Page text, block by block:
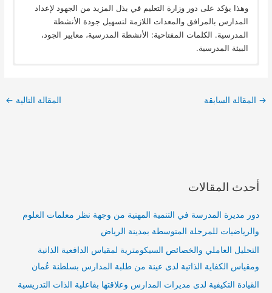
وهذا يؤكد على دور وزارة التعليم في بذل المزيد من الجهود لإعداد
المدارس بالمرافق والمعدات اللازمة لتسهيل جودة الأنشطة
المدرسية. الكلمات المفتاحية: الأنشطة المدرسية، معايير الجود،
البيئة المدرسية.
→ المقالة السابقة المقالة التالية ←
أحدث المقالات
دور مديرة المدرسة في التنمية المهنية من وجهة نظر معلمات العلوم
والرياضيات للمرحلة المتوسطة بمدينة الرياض
التحليل العاملي والخصائص السيكومترية لمقياس الدافعية الذاتية
ومقياس الكفاية الذاتية لدى عينة من طلبة المدارس بسلطنة عُمان
القيادة التكيفية لدى مديرات المدارس وعلاقتها بفاعلية الذات التدريسية